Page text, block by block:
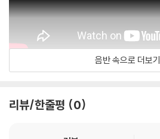
음반 속으로 더보기
리뷰/한줄평 0